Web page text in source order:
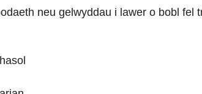
neu gelwyddau i lawer o bobl fel